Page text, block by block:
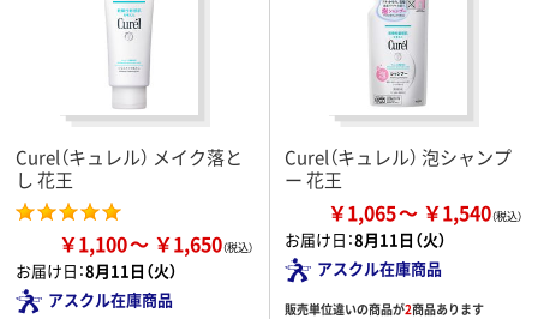
Curel（キュレル） メイク落と
し 花王
￥1,100 ￥1,650
お届け日：8月11日（火）
アスクル在庫商品
Curel（キュレル） 泡シャンプ
ー 花王
￥1,065 ￥1,540
お届け日：8月11日（火）
アスクル在庫商品
販売単位違いの商品が2商品あります